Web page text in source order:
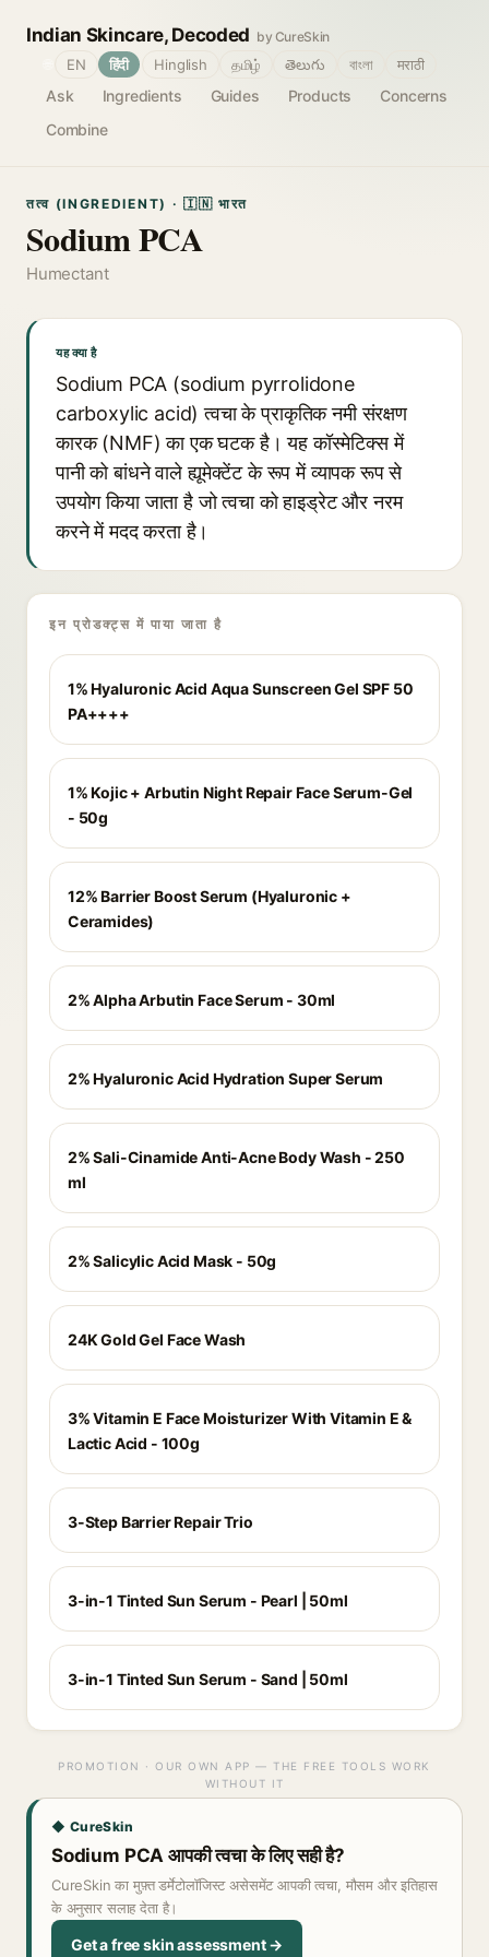
Indian Skincare, Decoded by CureSkin
Ask Ingredients Guides Products
Concerns
Combine
EN हिंदी Hinglish தமிழ் తెలుగు বাংলা मराठी
तत्व (INGREDIENT) · 🇮🇳 भारत
Sodium PCA
Humectant
यह क्या है
Sodium PCA (sodium pyrrolidone
carboxylic acid) त्वचा के प्राकृतिक नमी संरक्षण
कारक (NMF) का एक घटक है। यह कॉस्मेटिक्स में
पानी को बांधने वाले ह्यूमेक्टेंट के रूप में व्यापक रूप से
उपयोग किया जाता है जो त्वचा को हाइड्रेट और नरम
करने में मदद करता है।
इन प्रोडक्ट्स में पाया जाता है
1% Hyaluronic Acid Aqua Sunscreen Gel SPF 50
PA++++
1% Kojic + Arbutin Night Repair Face Serum-Gel
- 50g
12% Barrier Boost Serum (Hyaluronic +
Ceramides)
2% Alpha Arbutin Face Serum - 30ml
2% Hyaluronic Acid Hydration Super Serum
2% Sali-Cinamide Anti-Acne Body Wash - 250
ml
2% Salicylic Acid Mask - 50g
24K Gold Gel Face Wash
3% Vitamin E Face Moisturizer With Vitamin E &
Lactic Acid - 100g
3-Step Barrier Repair Trio
3-in-1 Tinted Sun Serum - Pearl | 50ml
3-in-1 Tinted Sun Serum - Sand | 50ml
PROMOTION · OUR OWN APP — THE FREE TOOLS WORK
WITHOUT IT
◆ CureSkin
Sodium PCA आपकी त्वचा के लिए सही है?
CureSkin का मुफ़्त डर्मेटोलॉजिस्ट असेसमेंट आपकी त्वचा, मौसम और इतिहास
के अनुसार सलाह देता है।
Get a free skin assessment →